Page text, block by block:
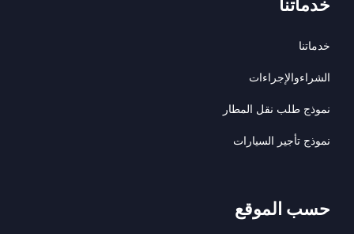
خدماتنا
الشراءوالإجراءات
نموذج طلب نقل المطار
نموذج تأجير السيارات
حسب الموقع